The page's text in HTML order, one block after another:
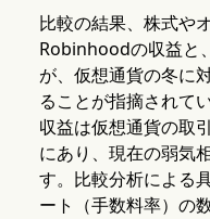
比較の結果、株式や
Robinhoodの収益と
が、仮想通貨の冬に
ることが指摘されて
収益は仮想通貨の取
にあり、現在の弱気
す。比較分析による
ート（手数料率）の